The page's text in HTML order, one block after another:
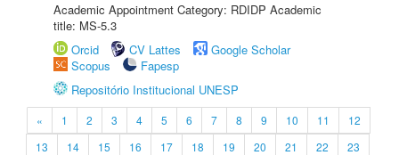
Academic Appointment Category: RDIDP Academic
title: MS-5.3
Orcid
CV Lattes
Google Scholar
Scopus
Fapesp
Repositório Institucional UNESP
« 1 2 3 4 5 6 7 8 9 10 11
12
13
14 15 16 17 18 19 20 21 22
23